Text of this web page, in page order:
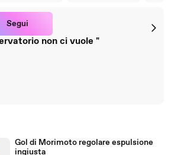
Segui
non ci vuole "
Gol di Morimoto regolare espulsione
ingiusta